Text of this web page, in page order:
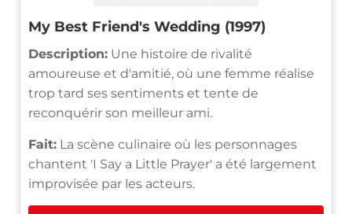
My Best Friend's Wedding (1997)
Description: Une histoire de rivalité
amoureuse et d'amitié, où une femme réalise
trop tard ses sentiments et tente de
reconquérir son meilleur ami.
Fait: La scène culinaire où les personnages
chantent 'I Say a Little Prayer' a été largement
improvisée par les acteurs.